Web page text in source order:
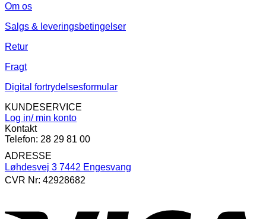
Om os
Salgs & leveringsbetingelser
Retur
Fragt
Digital fortrydelsesformular
KUNDESERVICE
Log in/ min konto
Kontakt
Telefon: 28 29 81 00
ADRESSE
Løhdesvej 3 7442 Engesvang
CVR Nr: 42928682